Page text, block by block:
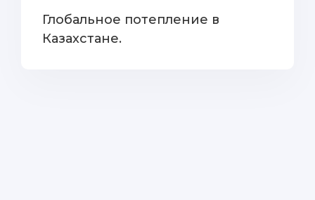
Глобальное потепление в
Казахстане.